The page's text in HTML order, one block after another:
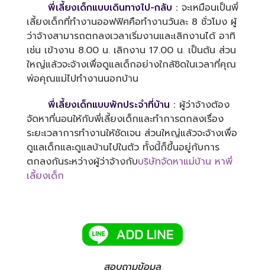
พี่เลี้ยงเด็กแบบเดินทางไป-กลับ : จะเหมือนเป็นพี่
เลี้ยงเด็กที่ทำงานออฟฟิศคือทำงานวันละ 8 ชั่วโมง ผู้
ว่าจ้างสามารถตกลงเวลาเริ่มงานและเลิกงานได้ อาทิ
เช่น เข้างาน 8.00 น. เลิกงาน 17.00 น. เป็นต้น ส่วน
ใหญ่แล้วจะจ้างเพื่อดูแลเด็กอย่างใกล้ชิดในเวลาที่คุณ
พ่อคุณแม่ไปทำงานนอกบ้าน
พี่เลี้ยงเด็กแบบพักประจำที่บ้าน : ผู้ว่าจ้างต้อง
จัดหาที่นอนให้กับพี่เลี้ยงเด็กและทำการตกลงเรื่อง
ระยะเวลาการทำงานให้ชัดเจน ส่วนใหญ่แล้วจะจ้างเพื่อ
ดูแลเด็กและดูแลบ้านไปในตัว ทั้งนี้ก็ขึ้นอยู่กับการ
ตกลงกันระหว่างผู้ว่าจ้างกับบริษัทจัดหาแม่บ้าน หาพี่
เลี้ยงเด็ก
สอบถามข้อมูล